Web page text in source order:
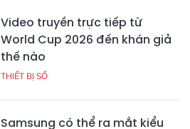
Video truyền trực tiếp từ
World Cup 2026 đến khán giả
thế nào
THIẾT BỊ SỐ
Samsung có thể ra mắt kiểu